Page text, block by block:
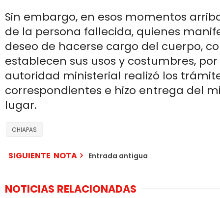
Sin embargo, en esos momentos
de la persona fallecida, quienes
deseo de hacerse cargo del cuerpo,
establecen sus usos y costumbres,
autoridad ministerial realizó los
correspondientes e hizo entrega del
lugar.
CHIAPAS
SIGUIENTE NOTA Entrada antigua
NOTICIAS RELACIONADAS